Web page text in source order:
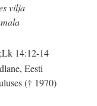
vilja
14:12-14
Eesti
(† 1970)